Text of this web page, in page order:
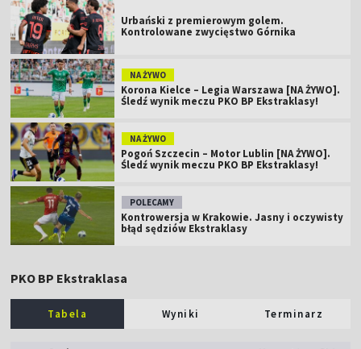
Urbański z premierowym golem.
Kontrolowane zwycięstwo Górnika
NA ŻYWO
Korona Kielce – Legia Warszawa [NA ŻYWO].
Śledź wynik meczu PKO BP Ekstraklasy!
NA ŻYWO
Pogoń Szczecin – Motor Lublin [NA ŻYWO].
Śledź wynik meczu PKO BP Ekstraklasy!
POLECAMY
Kontrowersja w Krakowie. Jasny i oczywisty
błąd sędziów Ekstraklasy
PKO BP Ekstraklasa
Tabela Wyniki Terminarz